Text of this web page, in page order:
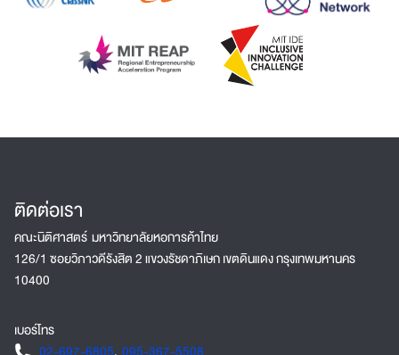
ติดต่อเรา
คณะนิติศาสตร์ มหาวิทยาลัยหอการค้าไทย
126/1 ซอยวิภาวดีรังสิต 2 แขวงรัชดาภิเษก เขตดินแดง กรุงเทพมหานคร
10400
เบอร์โทร